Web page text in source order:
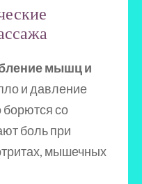
мышц и
и давление
со
боль при
мышечных